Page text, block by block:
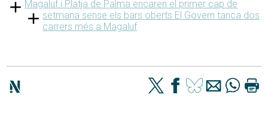
Magaluf i Platja de Palma encaren el primer cap de
setmana sense els bars oberts El Govern tanca dos
carrers més a Magaluf